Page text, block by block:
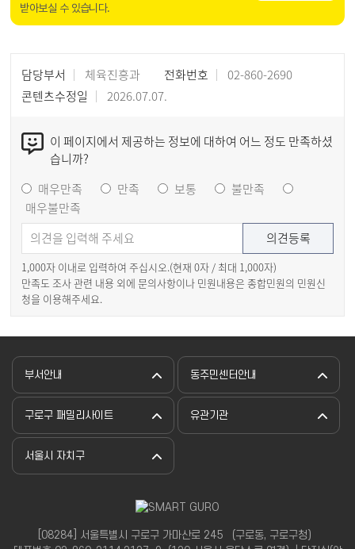
받아보실 수 있습니다.
담당부서 체육진흥과 전화번호
02-860-2690
콘텐츠수정일
2026.07.07.
이 페이지에서 제공하는 정보에 대하여 어느 정도 만족하셨
습니까?
매우만족
만족 보통
불만족
매우불만족
1,000자 이내로 입력하여 주십시오.(현재 0자 / 최대 1,000자)
만족도 조사 관련 내용 외에 문의사항이나 민원내용은 종합민원의 민원신
청을 이용해주세요.
부서안내 동주민센터안내
구로구 패밀리사이트 유관기관
서울시 자치구
[08284] 서울특별시 구로구 가마산로 245 （구로동, 구로구청）